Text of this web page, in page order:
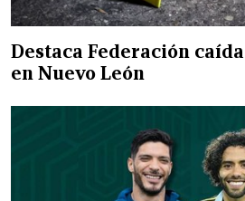
Destaca Federación
en Nuevo León